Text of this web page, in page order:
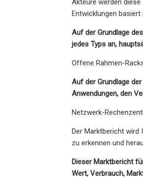
Entwicklungen basiert
Auf der Grundlage
jedes Typs an,
Offene Rahmen-
Auf der Grundlage
Anwendungen, den
Netzwerk-
Der Marktbericht wird
zu erkennen und
Dieser Marktbericht
Wert, Verbrauch,